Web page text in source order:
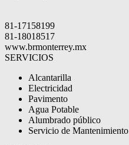
81-17158199
81-18018517
www.brmonterrey.mx
SERVICIOS
Alcantarilla
Electricidad
Pavimento
Agua Potable
Alumbrado público
Servicio de Mantenimiento